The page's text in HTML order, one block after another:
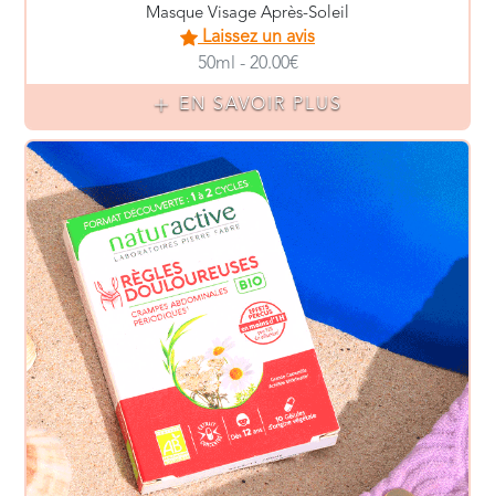
Masque Visage Après-Soleil
Laissez un avis
50ml - 20.00€
EN SAVOIR PLUS